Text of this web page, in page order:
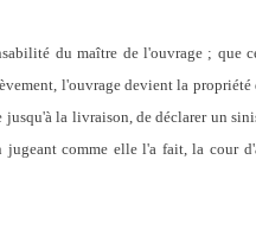
du maître de l'ouvrage ; que
l'ouvrage devient la propriété
la livraison, de déclarer un
jugeant comme elle l'a fait, la cour